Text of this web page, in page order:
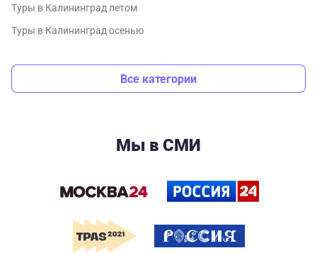
Туры в Калининград летом
Туры в Калининград осенью
Все категории
Мы в СМИ